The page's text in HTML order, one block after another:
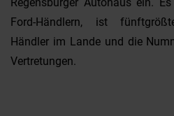
Ford-Händlern, ist
Händler im Lande und die
Vertretungen.